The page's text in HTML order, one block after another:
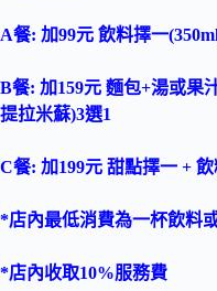
A餐: 加99元 飲料擇一
B餐: 加159元 麵包+湯或果
提拉米蘇)3選1
C餐: 加199元 甜點擇一 +
*店內最低消費為一杯飲料
*店內收取10%服務費